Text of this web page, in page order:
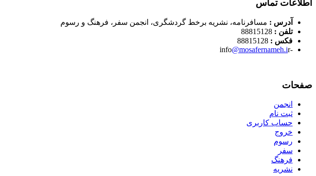
اطلاعات تماس
آدرس : مسافرنامه، نشریه برخط گردشگری، انجمن سفر، فرهنگ و رسوم
تلفن :
فکس :
-info
@mosafernameh.ir
صفحات
انجمن
ثبت نام
حساب کاربری
خروج
رسوم
سفر
فرهنگ
نشریه